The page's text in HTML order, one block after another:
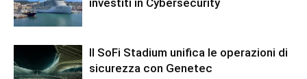
Il SoFi Stadium unifica le operazioni di
sicurezza con Genetec